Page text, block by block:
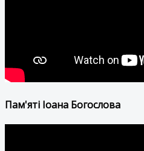
Пам'яті Іоана Богослова